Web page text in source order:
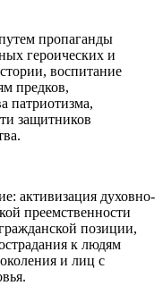
пропаганды
героических и
воспитание
предков,
патриотизма,
защитников
активизация духовно-
преемственности
позиции,
к людям
и лиц с